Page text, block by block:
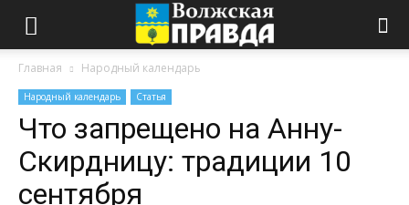
Главная Народный календарь
Народный календарь Статья
Что запрещено на Анну-
Скирдницу: традиции 10
сентября